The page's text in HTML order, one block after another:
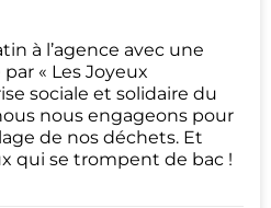
à l’agence avec une
« Les Joyeux
sociale et solidaire du
nous engageons pour
de nos déchets. Et
qui se trompent de bac !